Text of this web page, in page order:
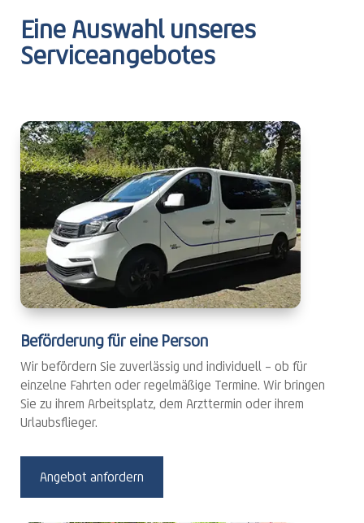
Eine Auswahl unseres
Serviceangebotes
Beförderung für eine Person
Wir befördern Sie zuverlässig und individuell – ob für
einzelne Fahrten oder regelmäßige Termine. Wir bringen
Sie zu ihrem Arbeitsplatz, dem Arzttermin oder ihrem
Urlaubsflieger.
Angebot anfordern